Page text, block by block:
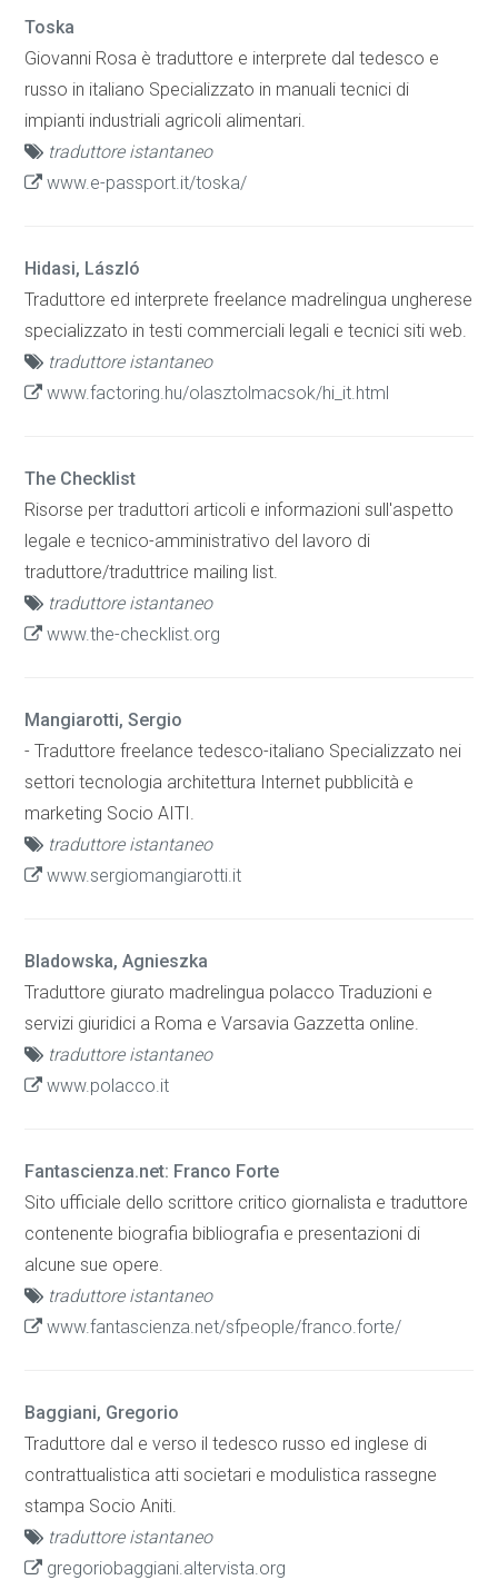
Toska
Giovanni Rosa è traduttore e interprete dal tedesco e
russo in italiano Specializzato in manuali tecnici di
impianti industriali agricoli alimentari.
traduttore istantaneo
www.e-passport.it/toska/
Hidasi, László
Traduttore ed interprete freelance madrelingua ungherese
specializzato in testi commerciali legali e tecnici siti web.
traduttore istantaneo
www.factoring.hu/olasztolmacsok/hi_it.html
The Checklist
Risorse per traduttori articoli e informazioni sull'aspetto
legale e tecnico-amministrativo del lavoro di
traduttore/traduttrice mailing list.
traduttore istantaneo
www.the-checklist.org
Mangiarotti, Sergio
- Traduttore freelance tedesco-italiano Specializzato nei
settori tecnologia architettura Internet pubblicità e
marketing Socio AITI.
traduttore istantaneo
www.sergiomangiarotti.it
Bladowska, Agnieszka
Traduttore giurato madrelingua polacco Traduzioni e
servizi giuridici a Roma e Varsavia Gazzetta online.
traduttore istantaneo
www.polacco.it
Fantascienza.net: Franco Forte
Sito ufficiale dello scrittore critico giornalista e traduttore
contenente biografia bibliografia e presentazioni di
alcune sue opere.
traduttore istantaneo
www.fantascienza.net/sfpeople/franco.forte/
Baggiani, Gregorio
Traduttore dal e verso il tedesco russo ed inglese di
contrattualistica atti societari e modulistica rassegne
stampa Socio Aniti.
traduttore istantaneo
gregoriobaggiani.altervista.org